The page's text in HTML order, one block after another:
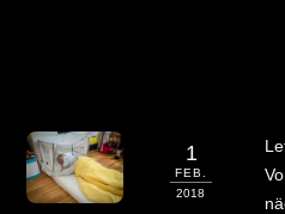
1
FEB.
2018